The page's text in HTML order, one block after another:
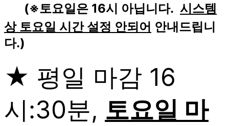
(※토요일은 16시 아닙니다. 시스템
상 토요일 시간 설정 안되어 안내드립니
다.)
★ 평일 마감 16
시:30분, 토요일 마